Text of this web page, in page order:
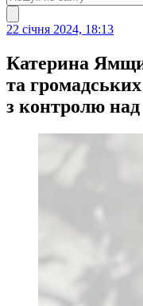
22 січня 2024, 18:13
Катерина
та
з контролю